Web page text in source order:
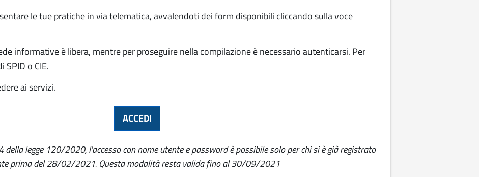
le tue pratiche in via telematica, avvalendoti dei form disponibili cliccando sulla voce
informative è libera, mentre per proseguire nella compilazione è necessario autenticarsi. Per
o CIE.
ai servizi.
ACCEDI
della legge 120/2020, l'accesso con nome utente e password è possibile solo per chi si è già registrato
prima del 28/02/2021. Questa modalità resta valida fino al 30/09/2021